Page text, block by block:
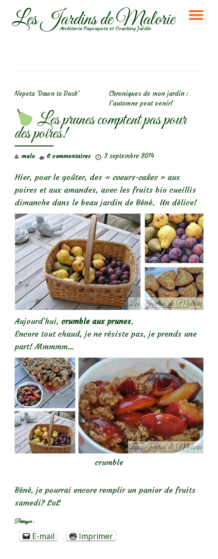
AllerLes Jardins de Malorie
Architecte Paysagiste et Coaching Jardin
Nepeta ‘Dawn to Dusk’
Chroniques de mon jardin :
l’automne peut venir!
Les prunes comptent pas pour
des poires!
malo 3 septembre 2014
6 commentaires
Hier, pour le goûter, des « coeurs-cakes » aux
poires et aux amandes, avec les fruits bio cueillis
dimanche dans le beau jardin de Béné. Un délice!
Aujourd’hui, crumble aux prunes.
Encore tout chaud, je ne résiste pas, je prends une
part! Mmmmm…
crumble
Béné, je pourrai encore remplir un panier de fruits
samedi? LoL
Partager :
E-mail Imprimer